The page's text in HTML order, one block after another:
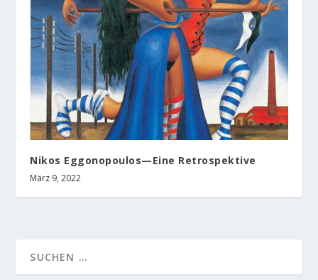
Nikos Eggonopoulos—Eine Retrospektive
März 9, 2022